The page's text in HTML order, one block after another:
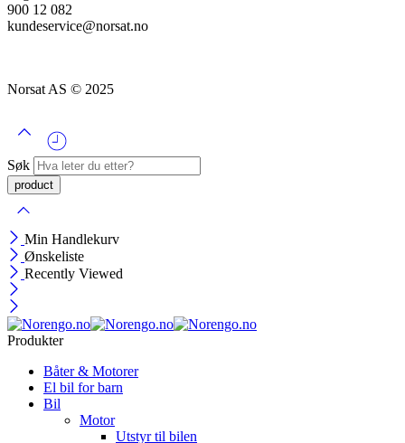
900 12 082
kundeservice@norsat.no
Norsat AS © 2025
Søk
Min Handlekurv
Ønskeliste
Recently Viewed
Produkter
Båter & Motorer
El bil for barn
Bil
Motor
Utstyr til bilen